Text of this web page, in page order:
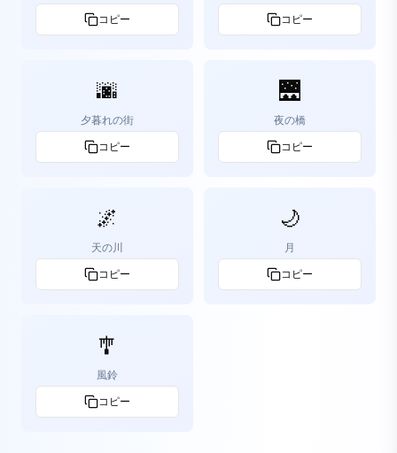
コピー コピー
🌆
夕暮れの街
コピー
🌉
夜の橋
コピー
🌌
天の川
コピー
🌙
月
コピー
🎐
風鈴
コピー